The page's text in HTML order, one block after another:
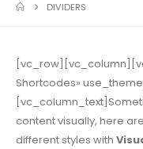
DIVIDERS
Shortcodes»
content visually, here
different styles with